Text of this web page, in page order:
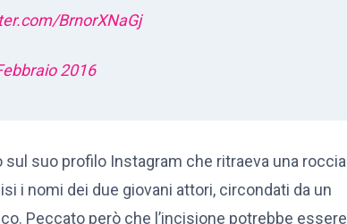
BrnorXNaGj
2016
suo profilo Instagram che ritraeva una roccia
i nomi dei due giovani attori, circondati da un
Peccato però che l’incisione potrebbe essere